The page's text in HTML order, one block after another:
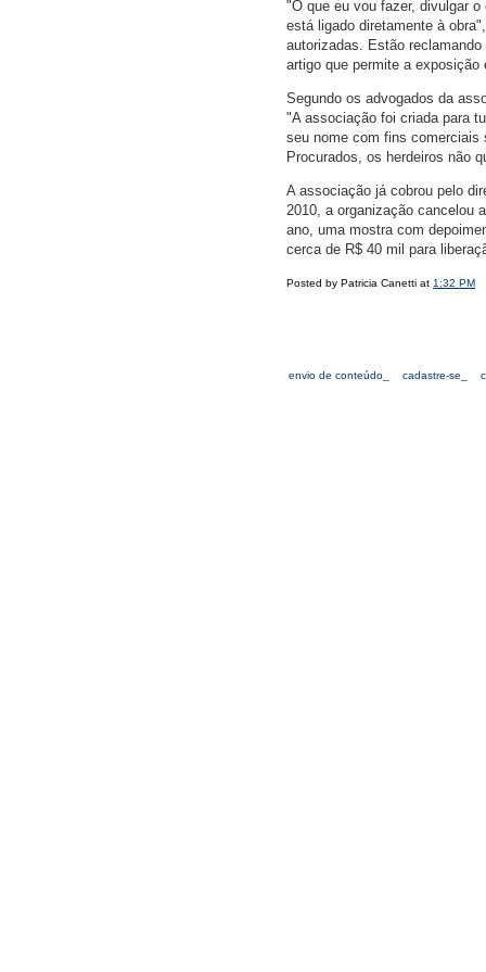
"O que eu vou fazer, divulgar
está ligado diretamente à
autorizadas. Estão
artigo que permite a
Segundo os advogados da
"A associação foi criada para
seu nome com fins comerciais
Procurados, os herdeiros não
A associação já cobrou pelo
2010, a organização cancelou
ano, uma mostra com
cerca de R$ 40 mil para
Posted by Patricia Canetti at 1:32 PM
envio de conteúdo_ cadastre-se_